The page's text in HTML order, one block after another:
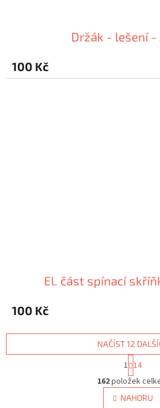
Držák - lešení -
100 Kč
El. část spínací
100 Kč
O
v
l
NAČÍST 12
S
t
r
á
n
1 14
162položek
NAHORU